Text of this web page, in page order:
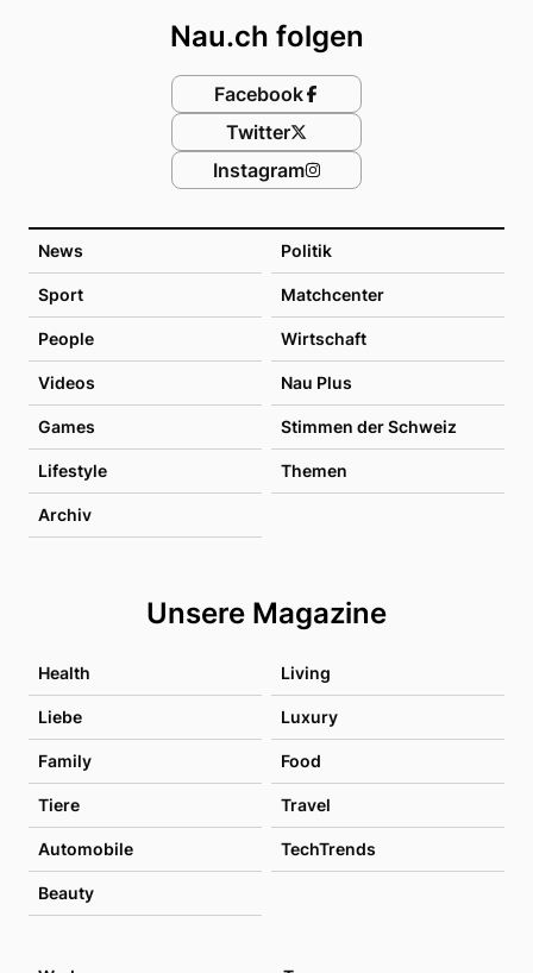
News Politik
Sport Matchcenter
People Wirtschaft
Videos Nau Plus
Games Stimmen der Schweiz
Lifestyle Themen
Archiv
Unsere Magazine
Health Living
Liebe Luxury
Family Food
Tiere Travel
Automobile TechTrends
Beauty
Nau.ch folgen
Facebook
Twitter
Instagram